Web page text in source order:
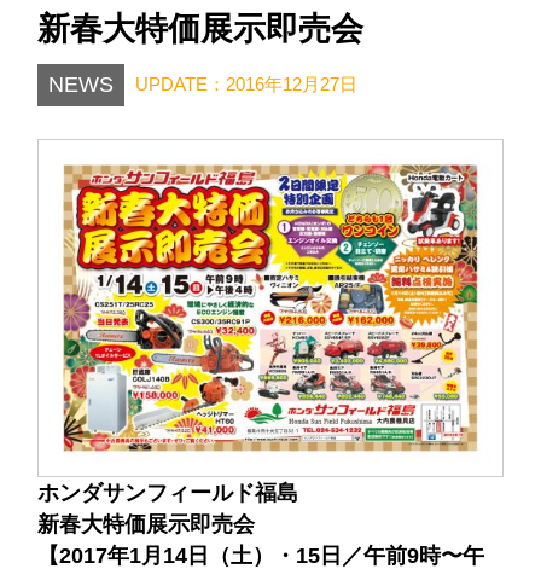
新春大特価展示即売会
NEWS UPDATE：2016年12月27日
ホンダサンフィールド福島
新春大特価展示即売会
【2017年1月14日（土）・15日／午前9時〜午